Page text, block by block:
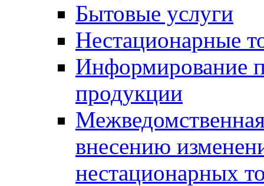
Бытовые услуги
Нестационарные
Информирование
продукции
внесению
нестационарных